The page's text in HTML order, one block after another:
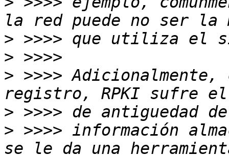
>
>
> >>>> Adicionalmente,
>
> >>>> información